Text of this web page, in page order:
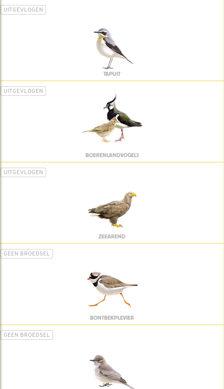
UITGEVLOGEN
TAPUIT
UITGEVLOGEN
BOERENLANDVOGELS
UITGEVLOGEN
ZEEAREND
GEEN BROEDSEL
BONTBEKPLEVIER
GEEN BROEDSEL